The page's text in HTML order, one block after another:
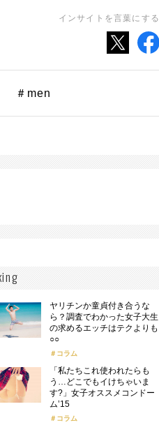
インサイトを言葉にする
＃men
ヤリチンか童貞付き合うな
ら？調査でわかった女子大生
の求めるエッチはテクよりも
○○
コラム
「私たちこれ使われたらも
う…どこでもイけちゃいま
す?」女子オススメコンドー
ム’15
コラム